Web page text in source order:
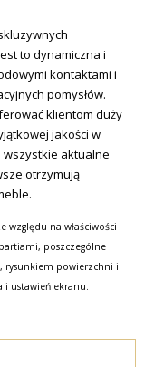
to dynamiczna i
kontaktami i
pomysłów.
klientom duży
jakości w
aktualne
otrzymują
względu na właściwości
poszczególne
rysunkiem powierzchni i
ustawień ekranu.